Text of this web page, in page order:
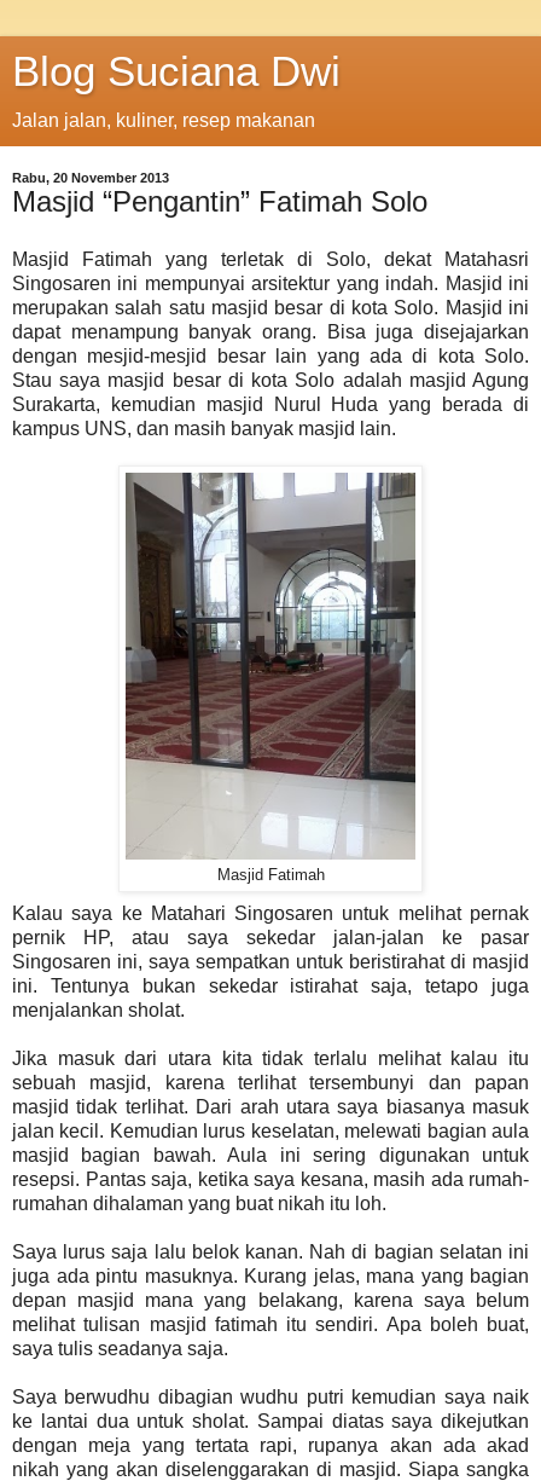
Blog Suciana Dwi
Jalan jalan, kuliner, resep makanan
Rabu, 20 November 2013
Masjid “Pengantin” Fatimah Solo
Masjid Fatimah yang terletak di Solo, dekat Matahasri
Singosaren ini mempunyai arsitektur yang indah. Masjid ini
merupakan salah satu masjid besar di kota Solo. Masjid ini
dapat menampung banyak orang. Bisa juga disejajarkan
dengan mesjid-mesjid besar lain yang ada di kota Solo.
Stau saya masjid besar di kota Solo adalah masjid Agung
Surakarta, kemudian masjid Nurul Huda yang berada di
kampus UNS, dan masih banyak masjid lain.
Masjid Fatimah
Kalau saya ke Matahari Singosaren untuk melihat pernak
pernik HP, atau saya sekedar jalan-jalan ke pasar
Singosaren ini, saya sempatkan untuk beristirahat di masjid
ini. Tentunya bukan sekedar istirahat saja, tetapo juga
menjalankan sholat.
Jika masuk dari utara kita tidak terlalu melihat kalau itu
sebuah masjid, karena terlihat tersembunyi dan papan
masjid tidak terlihat. Dari arah utara saya biasanya masuk
jalan kecil. Kemudian lurus keselatan, melewati bagian aula
masjid bagian bawah. Aula ini sering digunakan untuk
resepsi. Pantas saja, ketika saya kesana, masih ada rumah-
rumahan dihalaman yang buat nikah itu loh.
Saya lurus saja lalu belok kanan. Nah di bagian selatan ini
juga ada pintu masuknya. Kurang jelas, mana yang bagian
depan masjid mana yang belakang, karena saya belum
melihat tulisan masjid fatimah itu sendiri. Apa boleh buat,
saya tulis seadanya saja.
Saya berwudhu dibagian wudhu putri kemudian saya naik
ke lantai dua untuk sholat. Sampai diatas saya dikejutkan
dengan meja yang tertata rapi, rupanya akan ada akad
nikah yang akan diselenggarakan di masjid. Siapa sangka